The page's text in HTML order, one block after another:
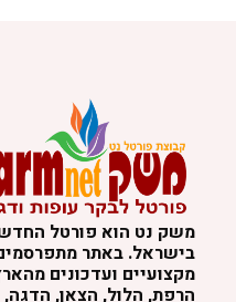
משק נט הוא פורטל
בישראל. באתר
מקצועיים ועדכונים
הרפת, הלול, הצאן, הדגה,